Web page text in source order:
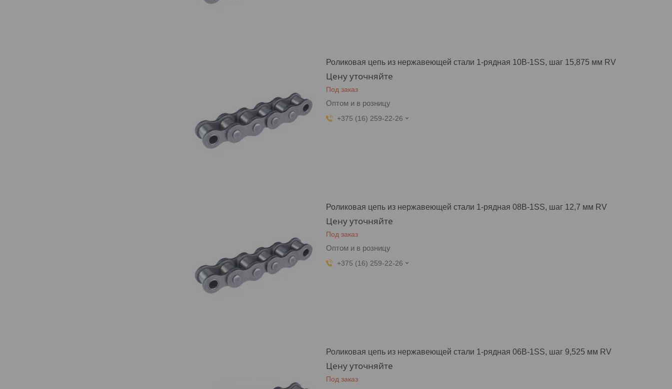
Роликовая цепь из нержавеющей стали 1-рядная 10B-1SS, шаг 15,875 мм RV
Цену уточняйте
Под заказ
Оптом и в розницу
+375 (16) 259-22-26
Роликовая цепь из нержавеющей стали 1-рядная 08B-1SS, шаг 12,7 мм RV
Цену уточняйте
Под заказ
Оптом и в розницу
+375 (16) 259-22-26
Роликовая цепь из нержавеющей стали 1-рядная 06B-1SS, шаг 9,525 мм RV
Цену уточняйте
Под заказ